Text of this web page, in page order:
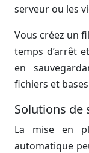
serveur ou les
Vous créez un
temps d’arrêt
en
fichiers et
Solutions de
La mise en
automatique